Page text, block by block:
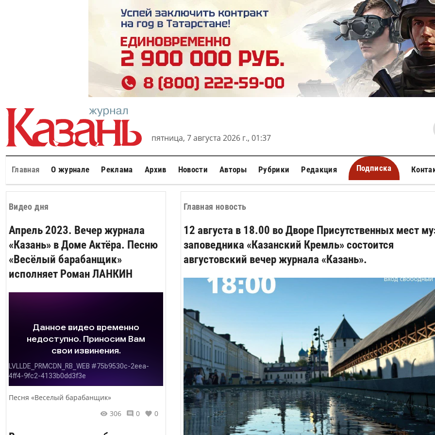
пятница, 7 августа 2026 г., 01:37
Главная О журнале Реклама Архив Новости Авторы Рубрики Редакция Подписка
Видео дня
Апрель 2023. Вечер журнала
«Казань» в Доме Актёра. Песню
«Весёлый барабанщик»
исполняет Роман ЛАНКИН
Песня «Веселый барабанщик»
306
0 0
Главная новость
12 августа в 18.00 во Дворе Присутственных мест
заповедника «Казанский Кремль» состоится
августовский вечер журнала «Казань».